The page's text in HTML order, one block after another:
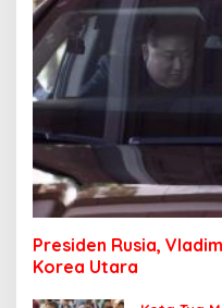
Presiden Rusia,
Korea Utara